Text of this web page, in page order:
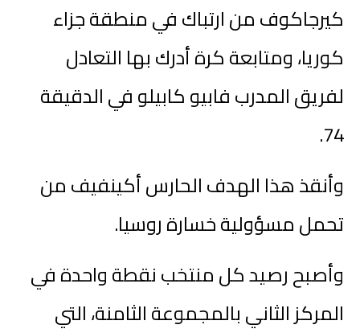
كيرجاكوف من ارتباك في منطقة جزاء
كوريا، ومتابعة كرة أدرك بها التعادل
لفريق المدرب فابيو كابيلو في الدقيقة
74.
وأنقذ هذا الهدف الحارس أكينفيف من
تحمل مسؤولية خسارة روسيا.
وأصبح رصيد كل منتخب نقطة واحدة في
المركز الثاني بالمجموعة الثامنة، التي